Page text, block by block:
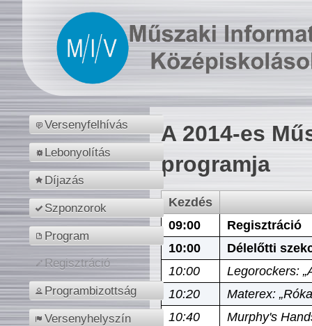
Versenyfelhívás
Lebonyolítás
Díjazás
Szponzorok
Program
Regisztráció
Programbizottság
Versenyhelyszín
A 2014-es
programja
Kezdés
09:00
Regisztráció
10:00
Délelőtti
10:00
Legorockers:
10:20
Materex:
10:40
Murphy's